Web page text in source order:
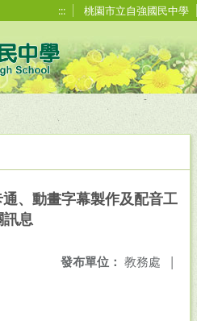
::: 桃園市立自強國民中學
、動畫字幕製作及配音工
訊息
發布單位： 教務處 |